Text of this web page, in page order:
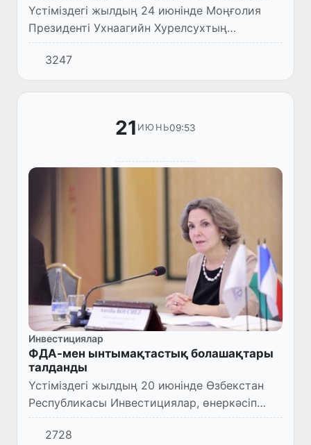
Үстіміздегі жылдың 24 июнінде Моңғолия
Президенті Ухнаагийн Хурелсухтың
Өзбекстанға мемлекеттік сапары аясында
Өзбекстан Республикасының Инвестициялар,
өнеркәсіп және сауда минист...
3247
21 ИЮНЬ09:53
Инвестициялар
ФДА-мен ынтымақтастық болашақтары
талданды
Үстіміздегі жылдың 20 июнінде Өзбекстан
Республикасы Инвестициялар, өнеркәсіп
және сауда министрінің орынбасары Шохрух
Гуламов Францияның Даму Агенттігімен
2728